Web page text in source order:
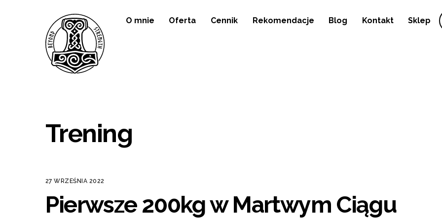
O mnie Oferta Cennik Rekomendacje Blog Kontakt Sklep
Trening
27 WRZEŚNIA 2022
Pierwsze 200kg w Martwym Ciągu